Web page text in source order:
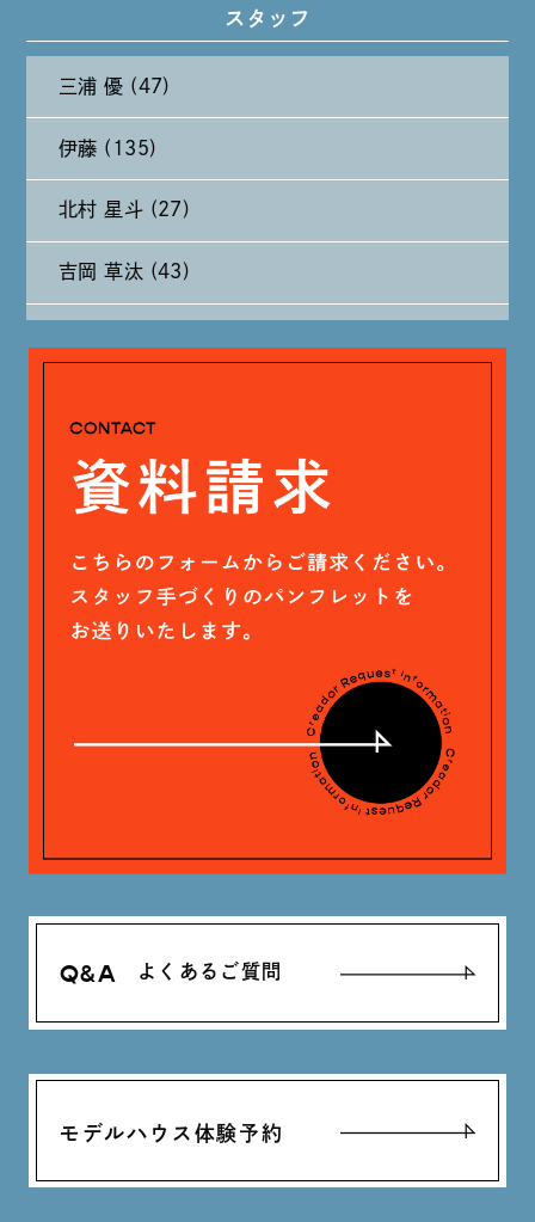
2024年9月 (11)
2024年8月 (11)
2024年7月 (11)
2024年6月 (12)
スタッフ
三浦 優 (47)
伊藤 (135)
北村 星斗 (27)
吉岡 草汰 (43)
戸田 好紀 (81)
木村 珠梨音 (101)
神定 龍杜 (13)
Q&A よくあるご質問
モデルハウス体験予約